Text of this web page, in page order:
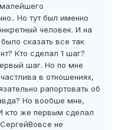
Но тут был именно
человек. И на
сказать все так
Кто сделал 1 шаг?
шаг. Но по мне
в отношениях,
рапортовать об
Но вообше мне,
кто же первым сделал
СергейВовсе не